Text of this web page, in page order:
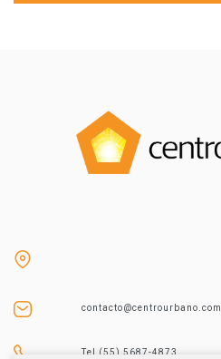
contacto@centrourbano.com
Tel (55) 5687-4873